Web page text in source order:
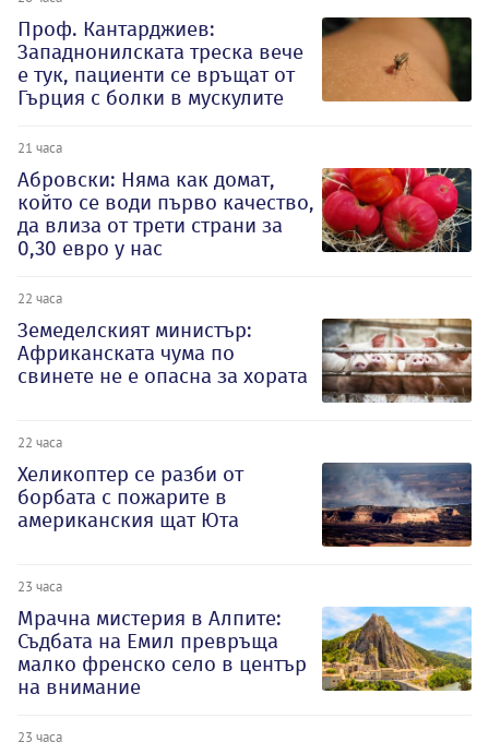
Проф. Кантарджиев:
Западнонилската треска вече
е тук, пациенти се връщат от
Гърция с болки в мускулите
21 часа
Абровски: Няма как домат,
който се води първо качество,
да влиза от трети страни за
0,30 евро у нас
22 часа
Земеделският министър:
Африканската чума по
свинете не е опасна за хората
22 часа
Хеликоптер се разби от
борбата с пожарите в
американския щат Юта
23 часа
Мрачна мистерия в Алпите:
Съдбата на Емил превръща
малко френско село в център
на внимание
23 часа